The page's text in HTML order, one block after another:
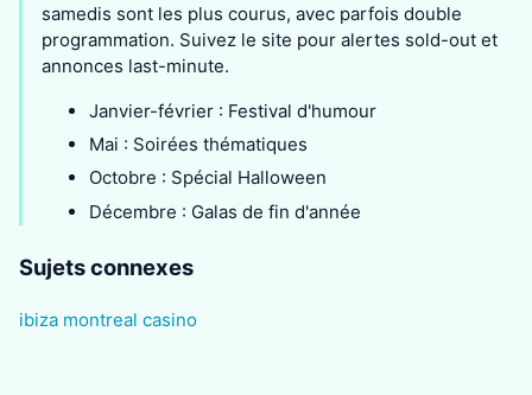
samedis sont les plus courus, avec parfois double
programmation. Suivez le site pour alertes sold-out et
annonces last-minute.
Janvier-février : Festival d'humour
Mai : Soirées thématiques
Octobre : Spécial Halloween
Décembre : Galas de fin d'année
Sujets connexes
ibiza montreal casino